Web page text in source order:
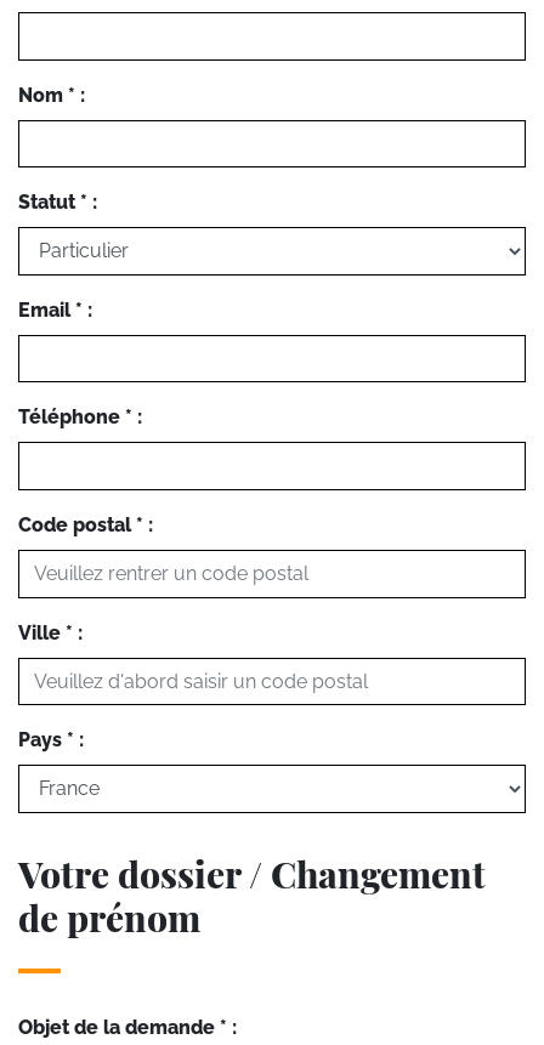
Nom * :
Statut * :
Email * :
Téléphone * :
Code postal * :
Ville * :
Pays * :
Votre dossier / Changement
de prénom
Objet de la demande * :